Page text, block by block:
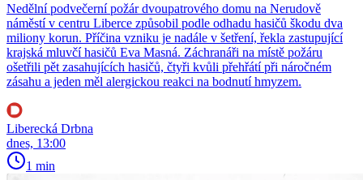
Nedělní podvečerní požár dvoupatrového domu na Nerudově
náměstí v centru Liberce způsobil podle odhadu hasičů škodu dva
miliony korun. Příčina vzniku je nadále v šetření, řekla zastupující
krajská mluvčí hasičů Eva Masná. Záchranáři na místě požáru
ošetřili pět zasahujících hasičů, čtyři kvůli přehřátí při náročném
zásahu a jeden měl alergickou reakci na bodnutí hmyzem.
Liberecká Drbna
dnes, 13:00
1 min